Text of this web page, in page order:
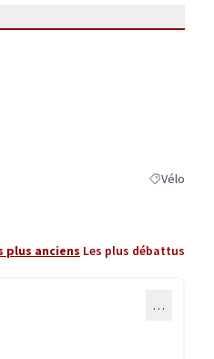
Filtrer les
Vélo
plus anciens Les plus débattus
…